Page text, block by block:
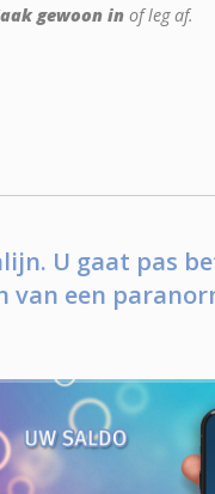
gewoon in of leg af.
U gaat pas
van een